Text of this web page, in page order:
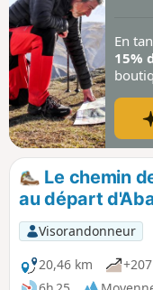
En
15%
Le chemin
au départ
Visorandonneur
20,46 km